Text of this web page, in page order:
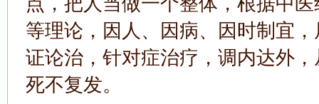
等理论，因人、因病、因时制宜
证论治，针对症治疗，调内达外
死不复发。